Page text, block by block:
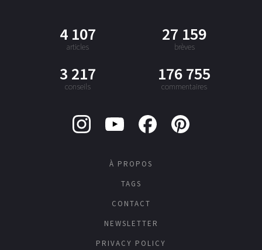
4 107
articles
27 159
brèves
3 217
conseils
176 755
commentaires
À PROPOS
TAGS
CONTACT
NEWSLETTER
PRIVACY POLICY